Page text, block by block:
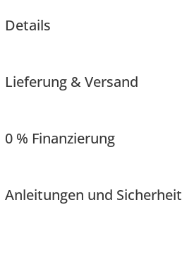
Details
Lieferung & Versand
0 % Finanzierung
Anleitungen und Sicherheit